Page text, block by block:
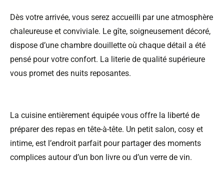
Dès votre arrivée, vous serez accueilli par une atmosphère
chaleureuse et conviviale. Le gîte, soigneusement décoré,
dispose d’une chambre douillette où chaque détail a été
pensé pour votre confort. La literie de qualité supérieure
vous promet des nuits reposantes.
La cuisine entièrement équipée vous offre la liberté de
préparer des repas en tête-à-tête. Un petit salon, cosy et
intime, est l’endroit parfait pour partager des moments
complices autour d’un bon livre ou d’un verre de vin.